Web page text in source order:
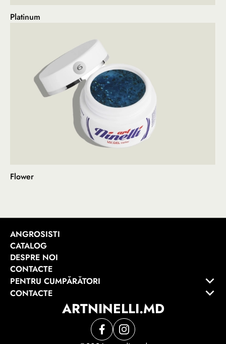
Platinum
Flower
ARTNINELLI.MD
ANGROSISTI
CATALOG
DESPRE NOI
CONTACTE
PENTRU CUMPĂRĂTORI
CONTACTE